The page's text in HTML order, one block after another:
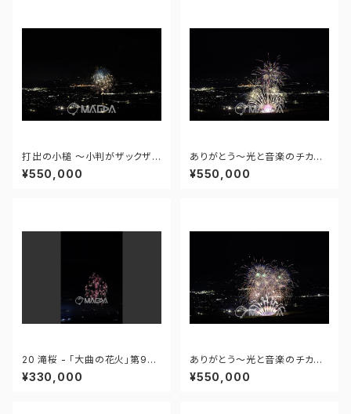
打出の小槌 ～小判がザックザク
～ - 大曲の花火―春の章―「新
作花火コレクション2024 世界
¥550,000
ありがとう～光と音楽のチカラ
～ - 大曲の花火―春の章―「新
作花火コレクション2024 世界
¥550,000
20 滝桜 - 「大曲の花火」第96
回全国花火競技大会 - 172558
419995110
¥330,000
ありがとう～光と音楽のチカラ
～ - 大曲の花火―春の章―「新
作花火コレクション2024 世界
¥550,000